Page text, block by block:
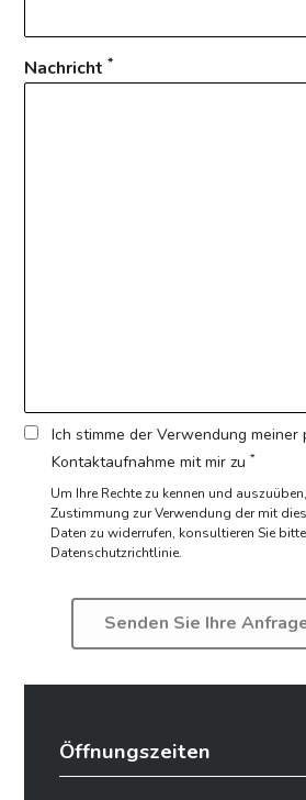
Nachricht*
Ich stimme der Verwendung
Kontaktaufnahme mit mir zu *
Um Ihre Rechte zu kennen und
Zustimmung zur Verwendung der mit
Daten zu widerrufen, konsultieren Sie
Datenschutzrichtlinie.
Öffnungszeiten